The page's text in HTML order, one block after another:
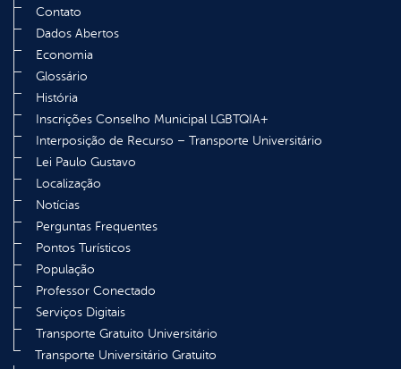
Contato
Dados Abertos
Economia
Glossário
História
Inscrições Conselho Municipal LGBTQIA+
Interposição de Recurso – Transporte Universitário
Lei Paulo Gustavo
Localização
Notícias
Perguntas Frequentes
Pontos Turísticos
População
Professor Conectado
Serviços Digitais
Transporte Gratuito Universitário
Transporte Universitário Gratuito